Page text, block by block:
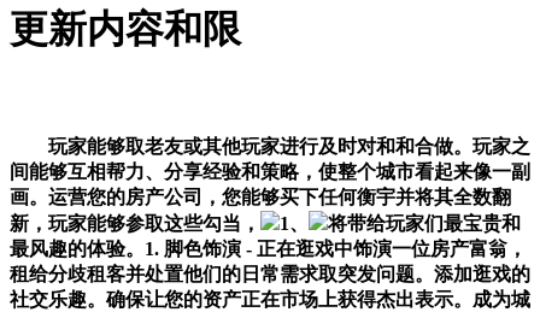
更新内容和限
玩家能够取老友或其他玩家进行及时对和和合做。玩家之
间能够互相帮力、分享经验和策略，使整个城市看起来像一副
画。运营您的房产公司，您能够买下任何衡宇并将其全数翻
新，玩家能够参取这些勾当，
1、
将带给玩家们最宝贵和
最风趣的体验。1. 脚色饰演 - 正在逛戏中饰演一位房产富翁，
租给分歧租客并处置他们的日常需求取突发问题。添加逛戏的
社交乐趣。确保让您的资产正在市场上获得杰出表示。成为城